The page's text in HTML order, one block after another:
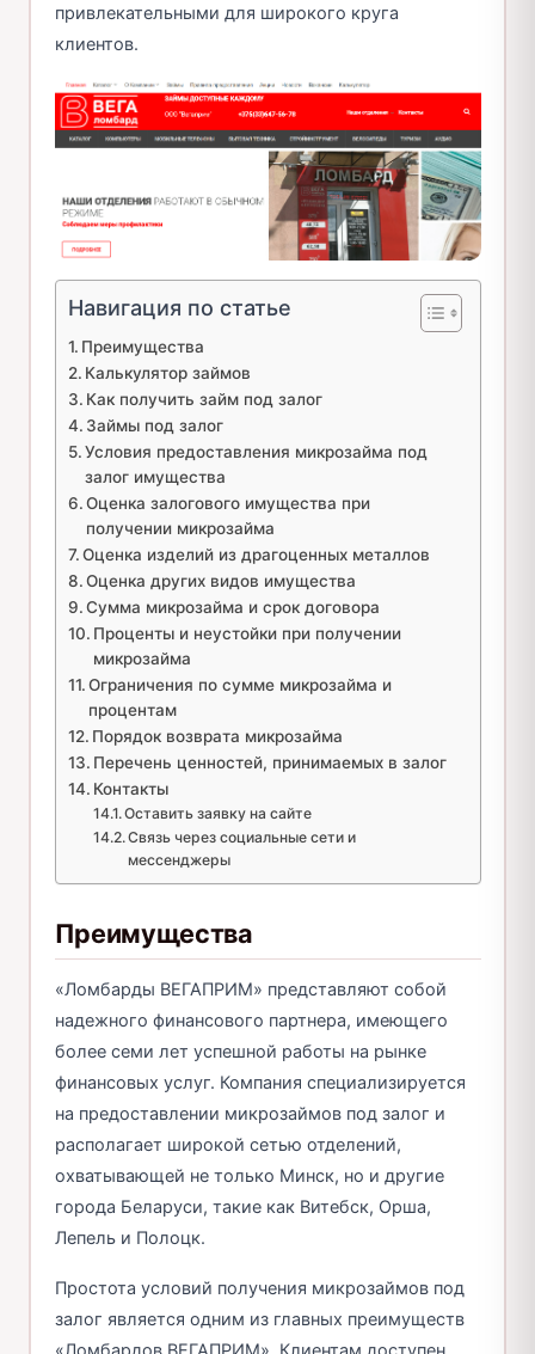
привлекательными для широкого круга
клиентов.
Навигация по статье
Преимущества
Калькулятор займов
Как получить займ под залог
Займы под залог
Условия предоставления микрозайма под
залог имущества
Оценка залогового имущества при
получении микрозайма
Оценка изделий из драгоценных металлов
Оценка других видов имущества
Сумма микрозайма и срок договора
Проценты и неустойки при получении
микрозайма
Ограничения по сумме микрозайма и
процентам
Порядок возврата микрозайма
Перечень ценностей, принимаемых в залог
Контакты
Оставить заявку на сайте
Связь через социальные сети и
мессенджеры
Преимущества
«Ломбарды ВЕГАПРИМ» представляют собой
надежного финансового партнера, имеющего
более семи лет успешной работы на рынке
финансовых услуг. Компания специализируется
на предоставлении микрозаймов под залог и
располагает широкой сетью отделений,
охватывающей не только Минск, но и другие
города Беларуси, такие как Витебск, Орша,
Лепель и Полоцк.
Простота условий получения микрозаймов под
залог является одним из главных преимуществ